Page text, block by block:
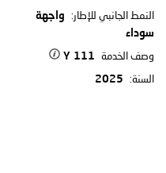
النمط الجانبي للإطار:
واجهة
سوداء
وصف الخدمة 111 Y
السنة: 2025